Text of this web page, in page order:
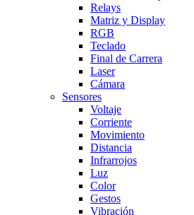
Relays
Matriz y Display
RGB
Teclado
Final de Carrera
Laser
Cámara
Sensores
Voltaje
Corriente
Movimiento
Distancia
Infrarrojos
Luz
Color
Gestos
Vibración